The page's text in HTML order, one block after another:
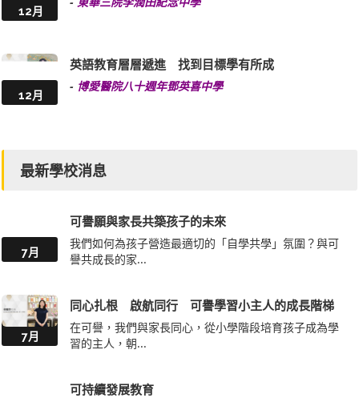
12月
12月
英語教育層層遞進 找到目標學有所成
- 博愛醫院八十週年鄧英喜中學
最新學校消息
7月
可譽願與家長共築孩子的未來
我們如何為孩子營造最適切的「自學共學」氛圍？與可
譽共成長的家...
7月
同心扎根 啟航同行 可譽學習小主人的成長階梯
在可譽，我們與家長同心，從小學階段培育孩子成為學
習的主人，朝...
可持續發展教育